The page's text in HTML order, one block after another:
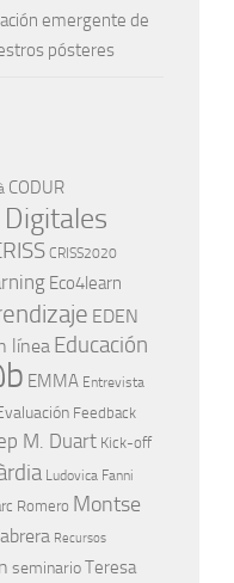
emergente de
pósteres
CODUR
CRISS2020
Eco4learn
EDEN
línea Educación
EMMA Entrevista
Feedback
M. Duart Kick-off
Ludovica Fanni
Romero Montse
Recursos
seminarioTeresa